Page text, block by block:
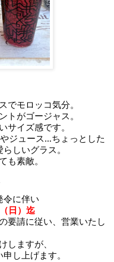
でモロッコ気分。
トがゴージャス。
サイズ感です。
ジュース…ちょっとした
しいグラス。
も素敵。
令に伴い
日）迄
要請に従い、営業いたし
しますが、
し上げます。